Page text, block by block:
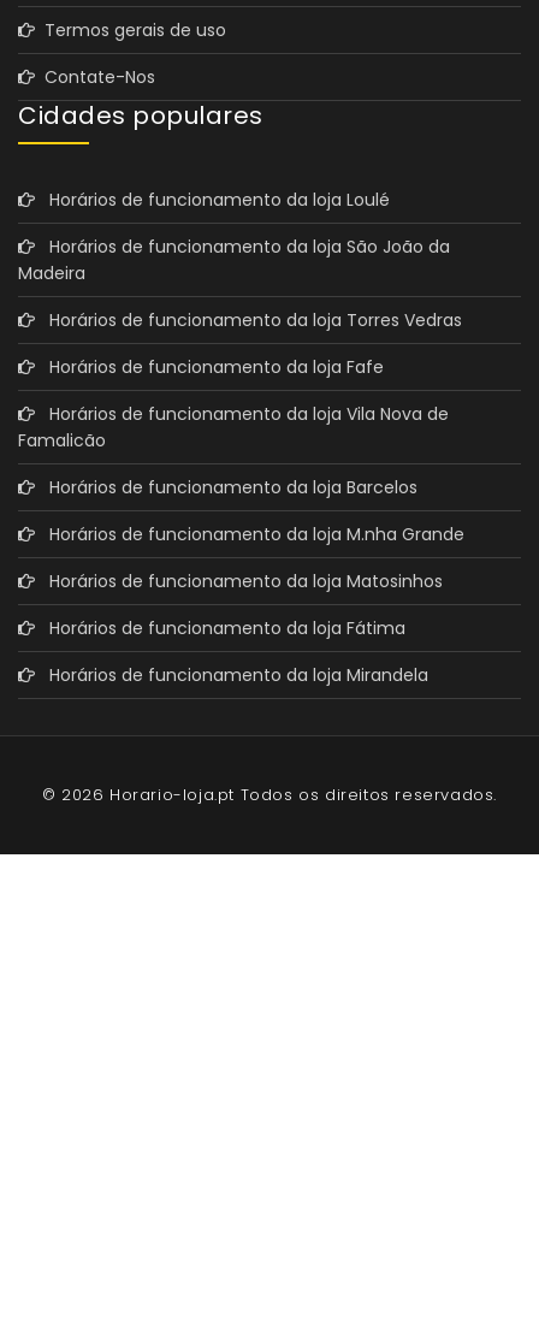
Termos gerais de uso
Contate-Nos
Cidades populares
Horários de funcionamento da loja Loulé
Horários de funcionamento da loja São João da
Madeira
Horários de funcionamento da loja Torres Vedras
Horários de funcionamento da loja Fafe
Horários de funcionamento da loja Vila Nova de
Famalicão
Horários de funcionamento da loja Barcelos
Horários de funcionamento da loja M.nha Grande
Horários de funcionamento da loja Matosinhos
Horários de funcionamento da loja Fátima
Horários de funcionamento da loja Mirandela
© 2026 Horario-loja.pt Todos os direitos reservados.